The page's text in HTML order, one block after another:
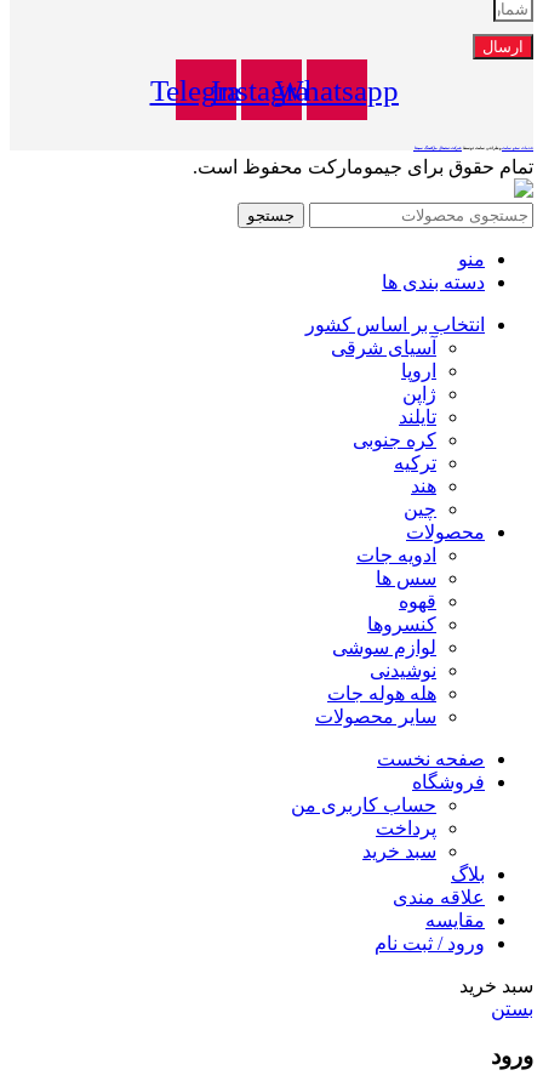
ارسال
Whatsapp
Instagram
Telegram
خدمات سئو سایتو طراحی سایت توسط شرکت دیجیتال مارکتینگ سپنتا
تمام حقوق برای جیمومارکت محفوظ است.
جستجو
منو
دسته بندی ها
انتخاب بر اساس کشور
آسیای شرقی
اروپا
ژاپن
تایلند
کره جنوبی
ترکیه
هند
چین
محصولات
ادویه جات
سس ها
قهوه
کنسروها
لوازم سوشی
نوشیدنی
هله هوله جات
سایر محصولات
صفحه نخست
فروشگاه
حساب کاربری من
پرداخت
سبد خرید
بلاگ
علاقه مندی
مقایسه
ورود / ثبت نام
سبد خرید
بستن
ورود